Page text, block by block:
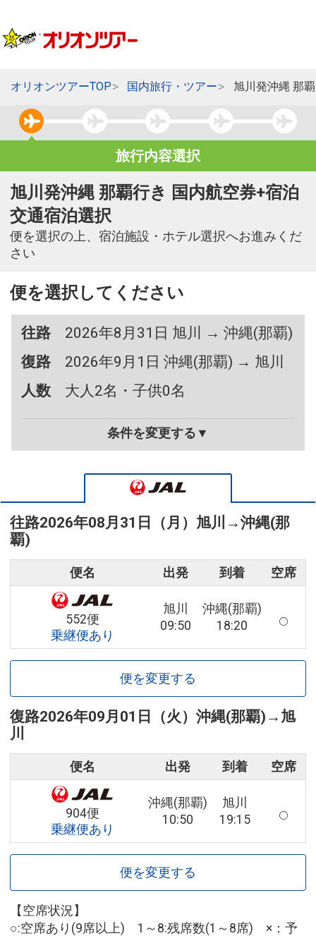
オリオンツアーTOP 国内旅行・ツアー 旭川発沖縄 那
旅行内容選択
旭川発沖縄 那覇行き 国内航空券+宿泊
交通宿泊選択
便を選択の上、宿泊施設・ホテル選択へお進みくだ
さい
便を選択してください
往路
2026年8月31日 旭川 → 沖縄(那覇)
復路
2026年9月1日 沖縄(那覇) → 旭川
人数
大人2名・子供0名
条件を変更する▼
往路2026年08月31日（月） 旭川 →沖縄(那
覇)
便名 出発 到着 空席
552便
乗継便あり
旭川
09:50
沖縄(那覇)
18:20
便を変更する
復路2026年09月01日（火） 沖縄(那覇) → 旭
川
便名 出発 到着 空席
904便
乗継便あり
沖縄(那覇)
10:50
旭川
19:15
便を変更する
【空席状況】
○:空席あり(9席以上) 1～8:残席数(1～8席) ×：予